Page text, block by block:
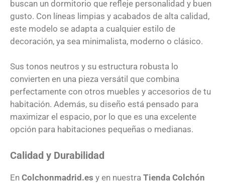
buscan un dormitorio que refleje personalidad y buen
gusto. Con líneas limpias y acabados de alta calidad,
este modelo se adapta a cualquier estilo de
decoración, ya sea minimalista, moderno o clásico.
Sus tonos neutros y su estructura robusta lo
convierten en una pieza versátil que combina
perfectamente con otros muebles y accesorios de tu
habitación. Además, su diseño está pensado para
maximizar el espacio, por lo que es una excelente
opción para habitaciones pequeñas o medianas.
Calidad y Durabilidad
En Colchonmadrid.es y en nuestra Tienda Colchón